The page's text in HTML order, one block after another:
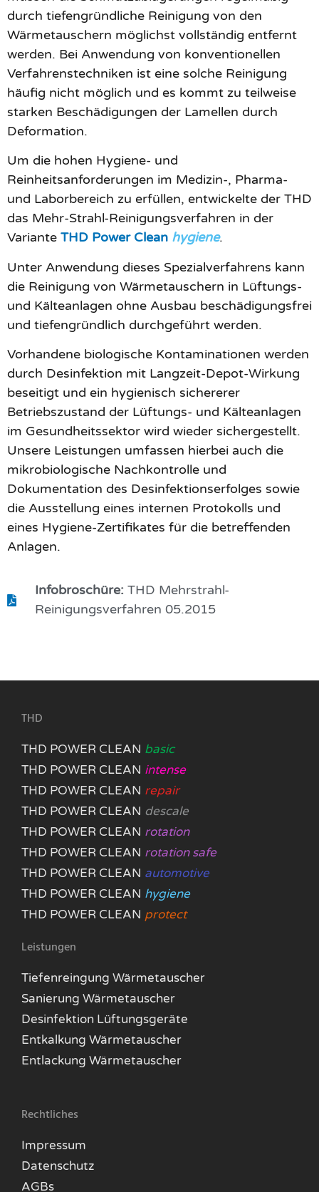
durch tiefengründliche Reinigung von den
Wärmetauschern möglichst vollständig entfernt
werden. Bei Anwendung von konventionellen
Verfahrenstechniken ist eine solche Reinigung
häufig nicht möglich und es kommt zu teilweise
starken Beschädigungen der Lamellen durch
Deformation.
Um die hohen Hygiene- und
Reinheitsanforderungen im Medizin-, Pharma-
und Laborbereich zu erfüllen, entwickelte der THD
das Mehr-Strahl-Reinigungsverfahren in der
Variante THD Power Clean hygiene.
Unter Anwendung dieses Spezialverfahrens kann
die Reinigung von Wärmetauschern in Lüftungs-
und Kälteanlagen ohne Ausbau beschädigungsfrei
und tiefengründlich durchgeführt werden.
Vorhandene biologische Kontaminationen werden
durch Desinfektion mit Langzeit-Depot-Wirkung
beseitigt und ein hygienisch sichererer
Betriebszustand der Lüftungs- und Kälteanlagen
im Gesundheitssektor wird wieder sichergestellt.
Unsere Leistungen umfassen hierbei auch die
mikrobiologische Nachkontrolle und
Dokumentation des Desinfektionserfolges sowie
die Ausstellung eines internen Protokolls und
eines Hygiene-Zertifikates für die betreffenden
Anlagen.
Infobroschüre: THD Mehrstrahl-
Reinigungsverfahren 05.2015
THD
THD POWER CLEAN basic
THD POWER CLEAN intense
THD POWER CLEAN repair
THD POWER CLEAN descale
THD POWER CLEAN rotation
THD POWER CLEAN rotation safe
THD POWER CLEAN automotive
THD POWER CLEAN hygiene
THD POWER CLEAN protect
Leistungen
Tiefenreingung Wärmetauscher
Sanierung Wärmetauscher
Desinfektion Lüftungsgeräte
Entkalkung Wärmetauscher
Entlackung Wärmetauscher
Rechtliches
Impressum
Datenschutz
AGBs